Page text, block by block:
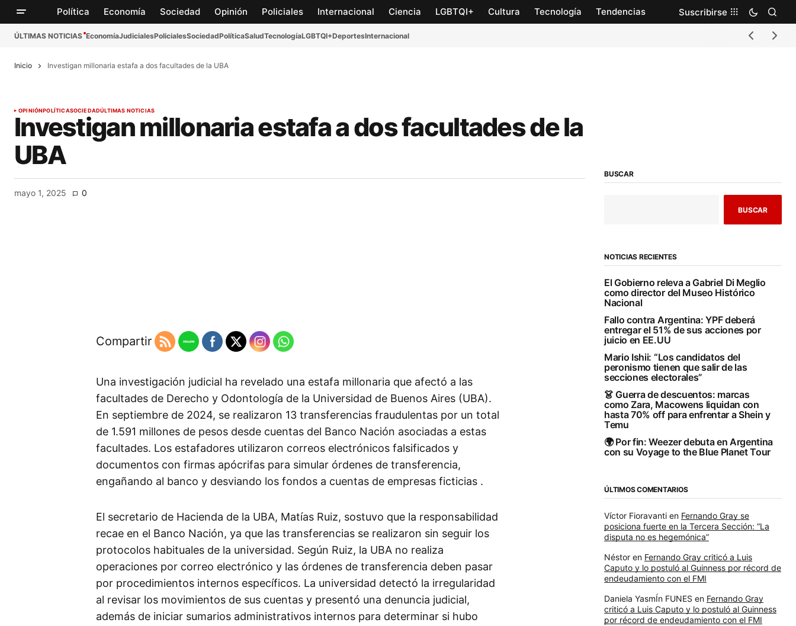
Política Economía Sociedad Opinión Policiales Internacional Ciencia LGBTQI+ Cultura Tecnología Tendencias Suscribirse
ÚLTIMAS NOTICIAS EconomíaJudicialesPolicialesSociedadPolíticaSaludTecnologíaLGBTQI+DeportesInternacional
Inicio Investigan millonaria estafa a dos facultades de la UBA
OPINIÓNPOLÍTICASOCIEDADÚLTIMAS NOTICIAS
Investigan millonaria estafa a dos facultades de la
UBA
mayo 1, 2025 0
Compartir
Una investigación judicial ha revelado una estafa millonaria que afectó a las
facultades de Derecho y Odontología de la Universidad de Buenos Aires (UBA).
En septiembre de 2024, se realizaron 13 transferencias fraudulentas por un total
de 1.591 millones de pesos desde cuentas del Banco Nación asociadas a estas
facultades. Los estafadores utilizaron correos electrónicos falsificados y
documentos con firmas apócrifas para simular órdenes de transferencia,
engañando al banco y desviando los fondos a cuentas de empresas ficticias .​
El secretario de Hacienda de la UBA, Matías Ruiz, sostuvo que la responsabilidad
recae en el Banco Nación, ya que las transferencias se realizaron sin seguir los
protocolos habituales de la universidad. Según Ruiz, la UBA no realiza
operaciones por correo electrónico y las órdenes de transferencia deben pasar
por procedimientos internos específicos. La universidad detectó la irregularidad
al revisar los movimientos de sus cuentas y presentó una denuncia judicial,
además de iniciar sumarios administrativos internos para determinar si hubo
BUSCAR
BUSCAR
NOTICIAS RECIENTES
El Gobierno releva a Gabriel Di Meglio
como director del Museo Histórico
Nacional
Fallo contra Argentina: YPF deberá
entregar el 51% de sus acciones por
juicio en EE.UU
Mario Ishii: “Los candidatos del
peronismo tienen que salir de las
secciones electorales”
👗 Guerra de descuentos: marcas
como Zara, Macowens liquidan con
hasta 70% off para enfrentar a Shein y
Temu
🌍 Por fin: Weezer debuta en Argentina
con su Voyage to the Blue Planet Tour
ÚLTIMOS COMENTARIOS
Víctor Fioravanti en Fernando Gray se
posiciona fuerte en la Tercera Sección: “La
disputa no es hegemónica”
Néstor en Fernando Gray criticó a Luis
Caputo y lo postuló al Guinness por récord de
endeudamiento con el FMI
Daniela YasmÍn FUNES en Fernando Gray
criticó a Luis Caputo y lo postuló al Guinness
por récord de endeudamiento con el FMI